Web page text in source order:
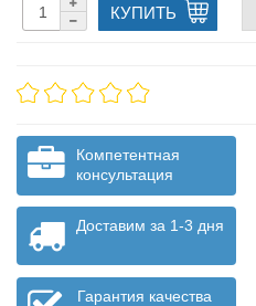
КУПИТЬ
Компетентная
консультация
Доставим за 1-3 дня
Гарантия качества